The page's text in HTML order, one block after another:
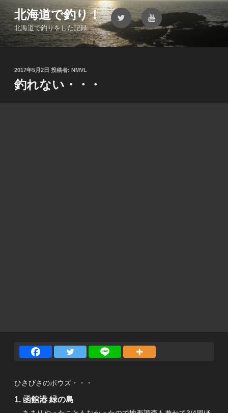
ン
テ
ン
北海道で釣り！
北海道で釣りをした記録
Twitter YouTube
投
稿
日:
2017年5月2日 投稿者: NMVL
釣れない・・・
ひさびさのボウズ・・・
函館港 緑の島